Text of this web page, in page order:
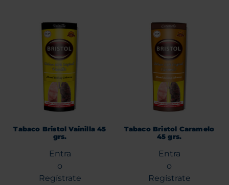
Tabaco Bristol Vainilla 45
grs.
Entra
o
Regístrate
Tabaco Bristol Caramelo
45 grs.
Entra
o
Regístrate